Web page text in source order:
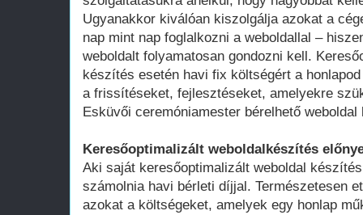
Ugyanakkor kiválóan kiszolgálja azokat a
nap mint nap foglalkozni a weboldallal –
weboldalt folyamatosan gondozni kell.
készítés esetén havi fix költségért a
a frissítéseket, fejlesztéseket, amelyekre
Esküvői ceremóniamester bérelhető
Keresőoptimalizált weboldalkészítés
Aki saját keresőoptimalizált weboldal
számolnia havi bérleti díjjal. Természetesen
azokat a költségeket, amelyek egy honlap